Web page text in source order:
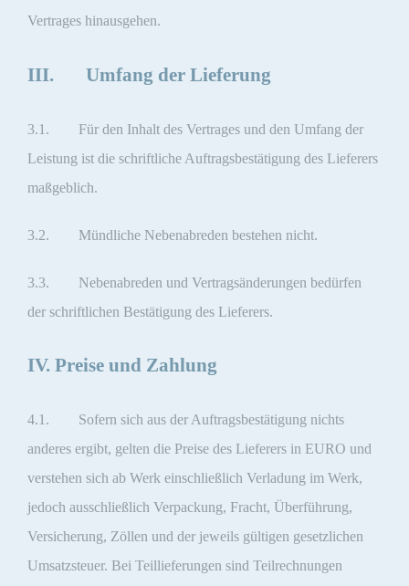
Vertrages hinausgehen.
III. Umfang der Lieferung
3.1. Für den Inhalt des Vertrages und den Umfang der
Leistung ist die schriftliche Auftragsbestätigung des Lieferers
maßgeblich.
3.2. Mündliche Nebenabreden bestehen nicht.
3.3. Nebenabreden und Vertragsänderungen bedürfen
der schriftlichen Bestätigung des Lieferers.
IV. Preise und Zahlung
4.1. Sofern sich aus der Auftragsbestätigung nichts
anderes ergibt, gelten die Preise des Lieferers in EURO und
verstehen sich ab Werk einschließlich Verladung im Werk,
jedoch ausschließlich Verpackung, Fracht, Überführung,
Versicherung, Zöllen und der jeweils gültigen gesetzlichen
Umsatzsteuer. Bei Teillieferungen sind Teilrechnungen